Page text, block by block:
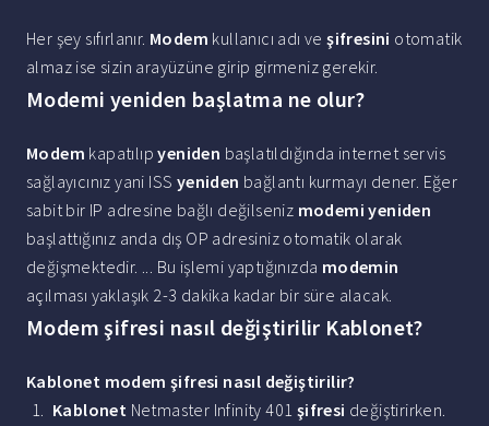
Her şey sıfırlanır. Modem kullanıcı adı veşifresini otomatik
almaz ise sizin arayüzüne girip girmeniz gerekir.
Modemi yeniden başlatma ne olur?
Modem kapatılıpyeniden başlatıldığında internet servis
sağlayıcınız yani ISS yeniden bağlantı kurmayı dener. Eğer
sabit bir IP adresine bağlı değilseniz modemi yeniden
başlattığınız anda dış OP adresiniz otomatik olarak
değişmektedir. ... Bu işlemi yaptığınızda modemin
açılması yaklaşık 2-3 dakika kadar bir süre alacak.
Modem şifresi nasıl değiştirilir Kablonet?
Kablonet modem şifresi nasıl değiştirilir?
Kablonet Netmaster Infinity 401 şifresi değiştirirken.